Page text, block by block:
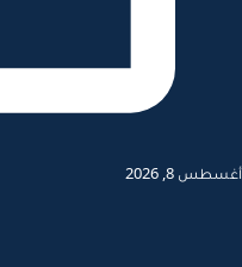
أغسطس 8, 2026